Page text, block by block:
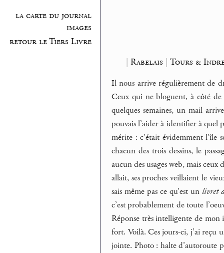
la carte du journal
images
retour le Tiers Livre
| Rabelais | Tours &
Il nous arrive régulièrement de
Ceux qui ne bloguent, à côté de
quelques semaines, un mail
pouvais l’aider à identifier à quel
mérite : c’était évidemment l’île
chacun des trois dessins, le
aucun des usages web, mais
allait, ses proches veillaient le
sais même pas ce qu’est unlivret
c’est probablement de toute
Réponse très intelligente de
fort. Voilà. Ces jours-ci, j’ai reçu
jointe. Photo : halte d’autoroute